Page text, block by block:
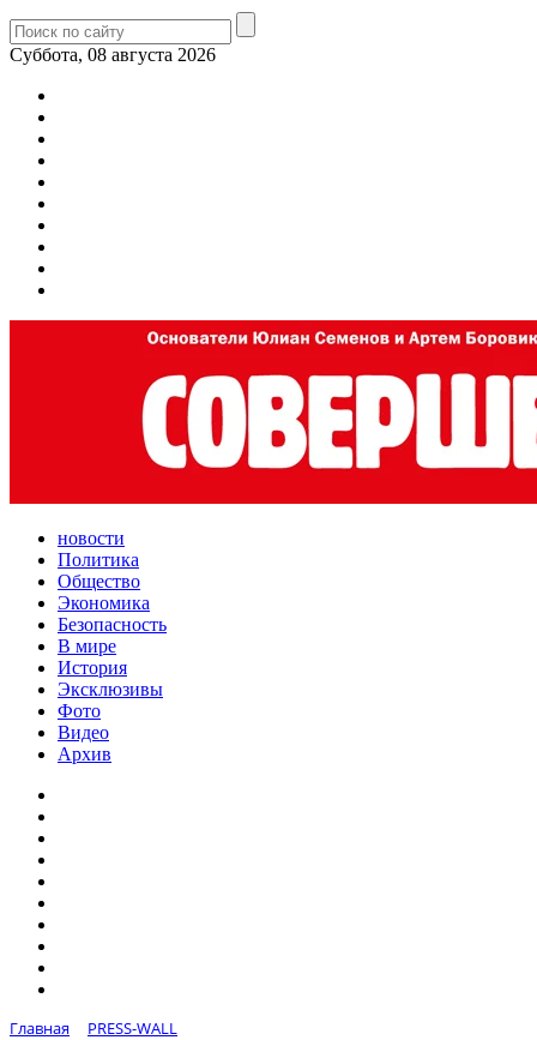
Суббота, 08 августа 2026
новости
Политика
Общество
Экономика
Безопасность
В мире
История
Эксклюзивы
Фото
Видео
Архив
Главная
PRESS-WALL